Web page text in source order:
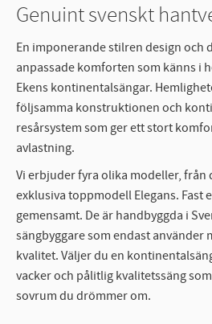
Genuint svenskt
En imponerande stilren design och
anpassade komforten som känns i
Ekens kontinentalsängar.
följsamma konstruktionen och
resårsystem som ger ett stort
avlastning.
Vi erbjuder fyra olika modeller, från
exklusiva toppmodell Elegans. Fast
gemensamt. De är handbyggda i
sängbyggare som endast använder
kvalitet. Väljer du en
vacker och pålitlig kvalitetssäng
sovrum du drömmer om.